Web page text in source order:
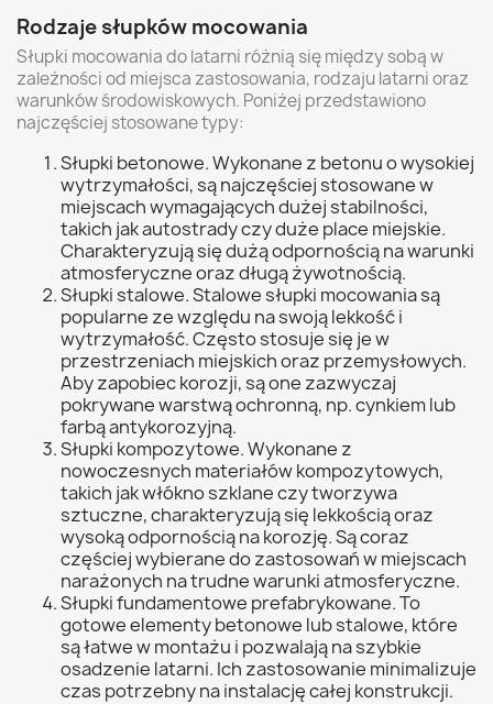
Rodzaje słupków mocowania
Słupki mocowania do latarni różnią się między sobą w
zależności od miejsca zastosowania, rodzaju latarni oraz
warunków środowiskowych. Poniżej przedstawiono
najczęściej stosowane typy:
Słupki betonowe. Wykonane z betonu o wysokiej
wytrzymałości, są najczęściej stosowane w
miejscach wymagających dużej stabilności,
takich jak autostrady czy duże place miejskie.
Charakteryzują się dużą odpornością na warunki
atmosferyczne oraz długą żywotnością.
Słupki stalowe. Stalowe słupki mocowania są
popularne ze względu na swoją lekkość i
wytrzymałość. Często stosuje się je w
przestrzeniach miejskich oraz przemysłowych.
Aby zapobiec korozji, są one zazwyczaj
pokrywane warstwą ochronną, np. cynkiem lub
farbą antykorozyjną.
Słupki kompozytowe. Wykonane z
nowoczesnych materiałów kompozytowych,
takich jak włókno szklane czy tworzywa
sztuczne, charakteryzują się lekkością oraz
wysoką odpornością na korozję. Są coraz
częściej wybierane do zastosowań w miejscach
narażonych na trudne warunki atmosferyczne.
Słupki fundamentowe prefabrykowane. To
gotowe elementy betonowe lub stalowe, które
są łatwe w montażu i pozwalają na szybkie
osadzenie latarni. Ich zastosowanie minimalizuje
czas potrzebny na instalację całej konstrukcji.